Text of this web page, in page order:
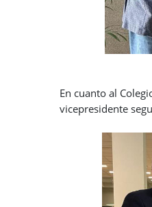
Colegio de
En cuanto al
vicepresidente